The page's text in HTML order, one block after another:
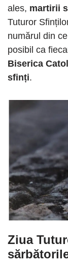
ales, martirii
Tuturor
numărul din
posibil ca
Biserica
sfinți.
Ziua